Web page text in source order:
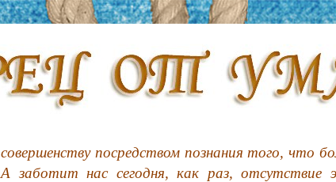
посредством познания того, что
нас сегодня, как раз, отсутствие